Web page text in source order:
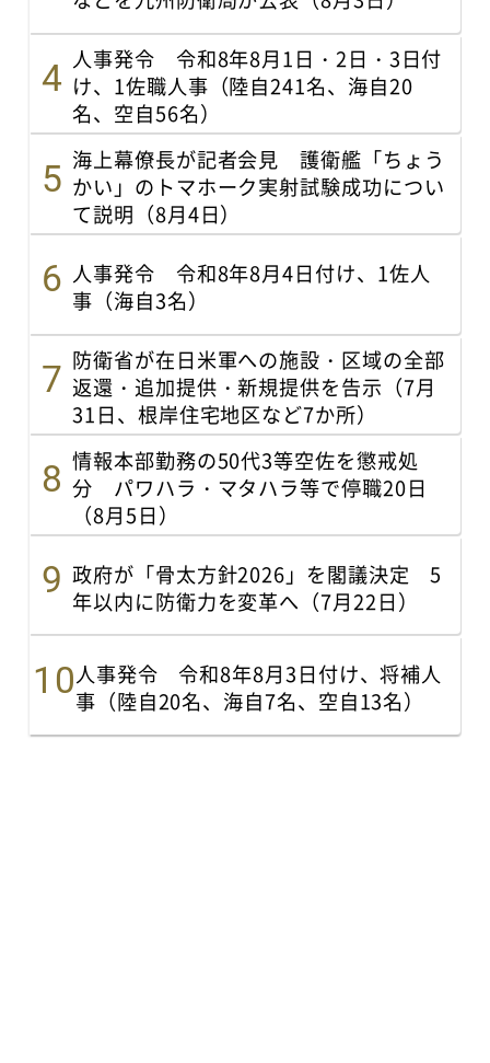
人事発令 令和8年8月1日・2日・3日付
け、1佐職人事（陸自241名、海自20
名、空自56名）
海上幕僚長が記者会見 護衛艦「ちょう
かい」のトマホーク実射試験成功につい
て説明（8月4日）
人事発令 令和8年8月4日付け、1佐人
事（海自3名）
防衛省が在日米軍への施設・区域の全部
返還・追加提供・新規提供を告示（7月
31日、根岸住宅地区など7か所）
情報本部勤務の50代3等空佐を懲戒処
分 パワハラ・マタハラ等で停職20日
（8月5日）
政府が「骨太方針2026」を閣議決定 5
年以内に防衛力を変革へ（7月22日）
人事発令 令和8年8月3日付け、将補人
事（陸自20名、海自7名、空自13名）